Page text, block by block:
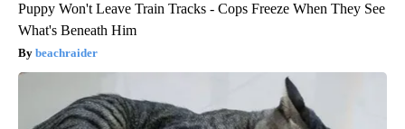
Puppy Won't Leave Train Tracks - Cops Freeze When They See
What's Beneath Him
beachraider